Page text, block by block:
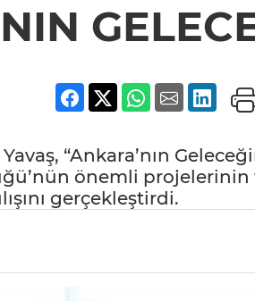
“Ankara’nın
önemli
gerçekleştirdi.